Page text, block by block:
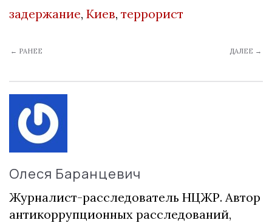
задержание, Киев, террорист
← РАНЕЕ ДАЛЕЕ →
Олеся Баранцевич
Журналист-расследователь НЦЖР. Автор
антикоррупционных расследований,